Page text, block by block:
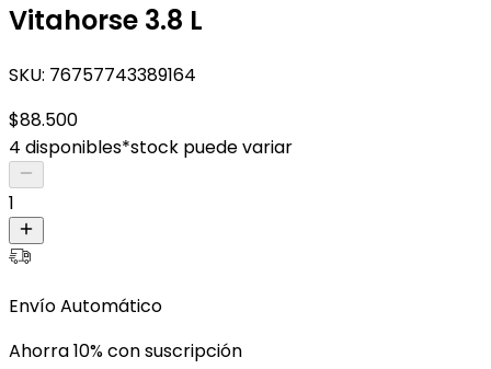
Vitahorse 3.8 L
SKU: 76757743389164
$88.500
4 disponibles*stock puede variar
1
Envío Automático
Ahorra 10% con suscripción